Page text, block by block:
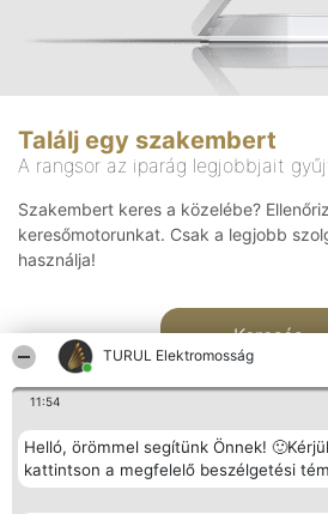
TURUL Elektromosság
11:54
Helló, örömmel segítünk Önnek!
kattintson a megfelelő beszélgetési
Találj egy szakembert
A rangsor az iparág legjobbjait
Szakembert keres a közelébe?
keresőmotorunkat. Csak a legjobb
használja!
Keresés